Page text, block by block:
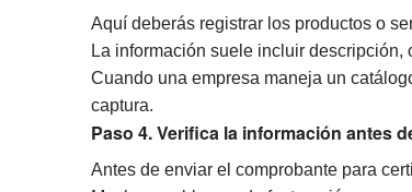
Aquí deberás registrar los productos o
La información suele incluir
Cuando una empresa maneja un
captura.
Paso 4. Verifica la información antes
Antes de enviar el comprobante para